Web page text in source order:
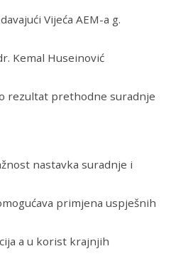
Vijeća AEM-a g.
Kemal Huseinović
rezultat prethodne suradnje
nastavka suradnje i
primjena uspješnih
a u korist krajnjih